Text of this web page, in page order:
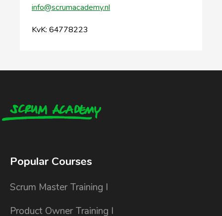
info@scrumacademy.nl
KvK: 64778223
Popular Courses
Scrum Master Training I
Product Owner Training I